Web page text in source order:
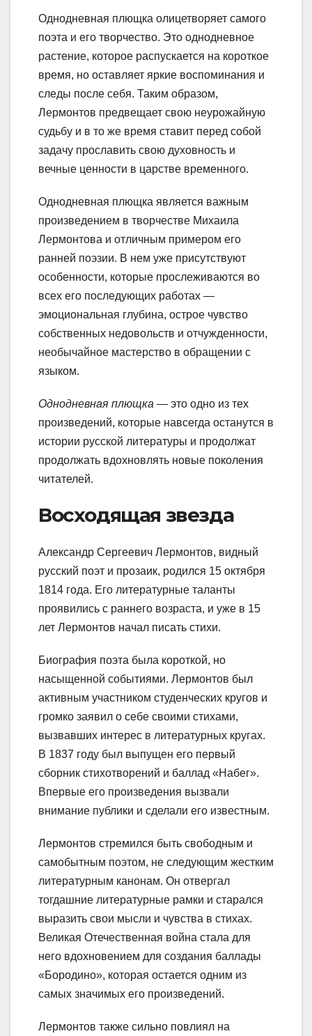
Однодневная плющка олицетворяет самого
поэта и его творчество. Это однодневное
растение, которое распускается на короткое
время, но оставляет яркие воспоминания и
следы после себя. Таким образом,
Лермонтов предвещает свою неурожайную
судьбу и в то же время ставит перед собой
задачу прославить свою духовность и
вечные ценности в царстве временного.
Однодневная плющка является важным
произведением в творчестве Михаила
Лермонтова и отличным примером его
ранней поэзии. В нем уже присутствуют
особенности, которые прослеживаются во
всех его последующих работах —
эмоциональная глубина, острое чувство
собственных недовольств и отчужденности,
необычайное мастерство в обращении с
языком.
Однодневная плющка — это одно из тех
произведений, которые навсегда останутся в
истории русской литературы и продолжат
продолжать вдохновлять новые поколения
читателей.
Восходящая звезда
Александр Сергеевич Лермонтов, видный
русский поэт и прозаик, родился 15 октября
1814 года. Его литературные таланты
проявились с раннего возраста, и уже в 15
лет Лермонтов начал писать стихи.
Биография поэта была короткой, но
насыщенной событиями. Лермонтов был
активным участником студенческих кругов и
громко заявил о себе своими стихами,
вызвавших интерес в литературных кругах.
В 1837 году был выпущен его первый
сборник стихотворений и баллад «Набег».
Впервые его произведения вызвали
внимание публики и сделали его известным.
Лермонтов стремился быть свободным и
самобытным поэтом, не следующим жестким
литературным канонам. Он отвергал
тогдашние литературные рамки и старался
выразить свои мысли и чувства в стихах.
Великая Отечественная война стала для
него вдохновением для создания баллады
«Бородино», которая остается одним из
самых значимых его произведений.
Лермонтов также сильно повлиял на